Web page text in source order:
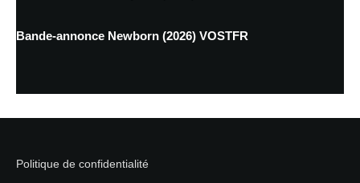
Bande-annonce Newborn (2026) VOSTFR
Politique de confidentialité